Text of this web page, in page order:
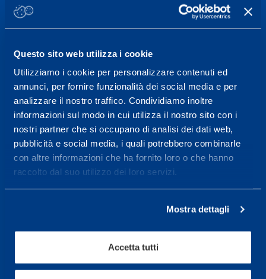
Questo sito web utilizza i cookie
Utilizziamo i cookie per personalizzare contenuti ed
annunci, per fornire funzionalità dei social media e per
analizzare il nostro traffico. Condividiamo inoltre
informazioni sul modo in cui utilizza il nostro sito con i
nostri partner che si occupano di analisi dei dati web,
pubblicità e social media, i quali potrebbero combinarle
con altre informazioni che ha fornito loro o che hanno
raccolto dal suo utilizzo dei loro servizi.
Mostra dettagli
Accetta tutti
08.30 - 18.30
Service center for high
performance and well-
being.
More informations
Services
Sport